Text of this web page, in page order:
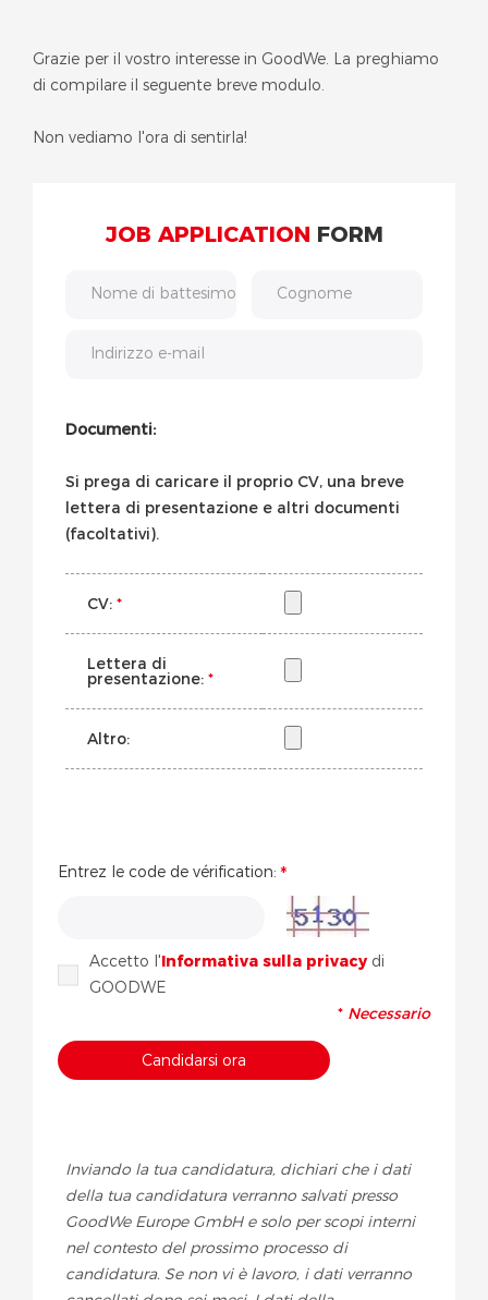
Grazie per il vostro interesse in GoodWe. La preghiamo
di compilare il seguente breve modulo.
Non vediamo l'ora di sentirla!
JOB APPLICATION FORM
Nome di battesimo Cognome
Indirizzo e-mail
Documenti:
Si prega di caricare il proprio CV, una breve
lettera di presentazione e altri documenti
(facoltativi).
CV: *
Lettera di
presentazione: *
Altro:
Entrez le code de vérification:
Accetto l'Informativa sulla privacydi
GOODWE
* Necessario
Inviando la tua candidatura, dichiari che i dati
della tua candidatura verranno salvati presso
GoodWe Europe GmbH e solo per scopi interni
nel contesto del prossimo processo di
candidatura. Se non vi è lavoro, i dati verranno